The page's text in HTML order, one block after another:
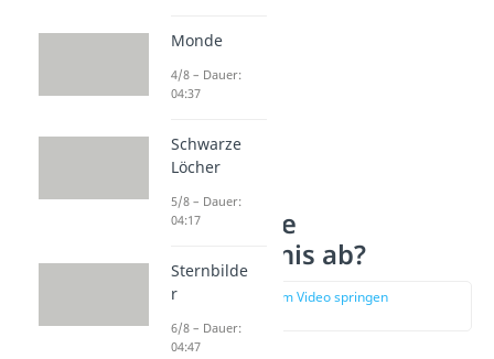
Wie läuft eine
Mondfinsternis ab?
zur Stelle im Video springen
Monde
4/8 – Dauer:
04:37
Schwarze
Löcher
5/8 – Dauer:
04:17
Sternbilde
r
6/8 – Dauer:
04:47